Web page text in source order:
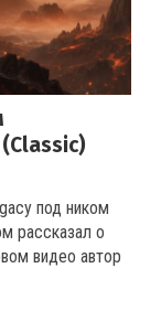
под ником
рассказал о
видео автор